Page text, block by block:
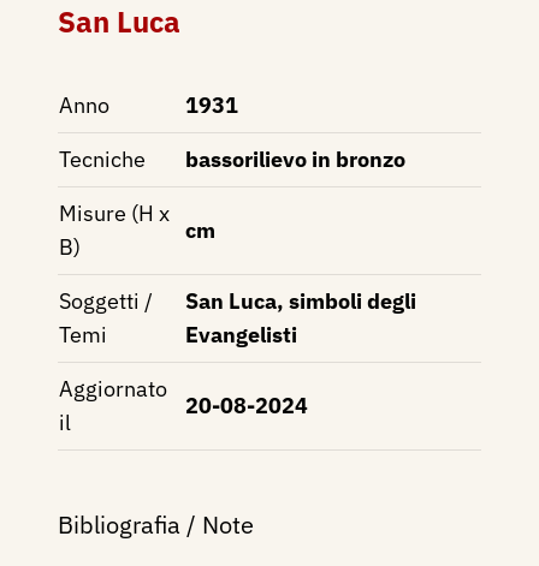
San Luca
Anno
1931
Tecniche
bassorilievo in bronzo
Misure (H x
B)
cm
Soggetti /
Temi
San Luca, simboli degli
Evangelisti
Aggiornato
il
20-08-2024
Bibliografia / Note